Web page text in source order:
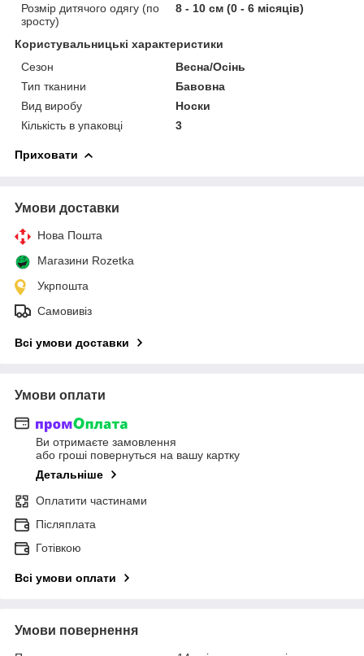
Розмір дитячого одягу (по
зросту)
8 - 10 см (0 - 6 місяців)
Користувальницькі характеристики
Сезон
Весна/Осінь
Тип тканини
Бавовна
Вид виробу
Носки
Кількість в упаковці
3
Приховати
Умови доставки
Нова Пошта
Магазини Rozetka
Укрпошта
Самовивіз
Всі умови доставки
Умови оплати
Ви отримаєте замовлення
або гроші повернуться на вашу картку
Детальніше
Оплатити частинами
Післяплата
Готівкою
Всі умови оплати
Умови повернення